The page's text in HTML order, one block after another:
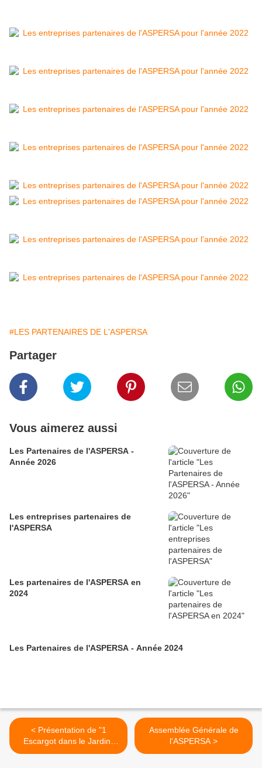
#LES PARTENAIRES DE L'ASPERSA
Partager
Vous aimerez aussi
Les Partenaires de l'ASPERSA -
Année 2026
Les entreprises partenaires de
l'ASPERSA
Les partenaires de l'ASPERSA en
2024
Les Partenaires de l'ASPERSA - Année 2024
< Présentation de "1
Escargot dans le Jardin"
(38)
Assemblée Générale de
l'ASPERSA >